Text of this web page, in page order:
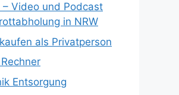
Video und Podcast
in NRW
als Privatperson
Entsorgung